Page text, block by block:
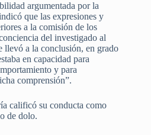
argumentada por la
que las expresiones y
a la comisión de los
del investigado al
llevó a la conclusión, en grado
en capacidad para
y para
comprensión”.
calificó su conducta como
de dolo.